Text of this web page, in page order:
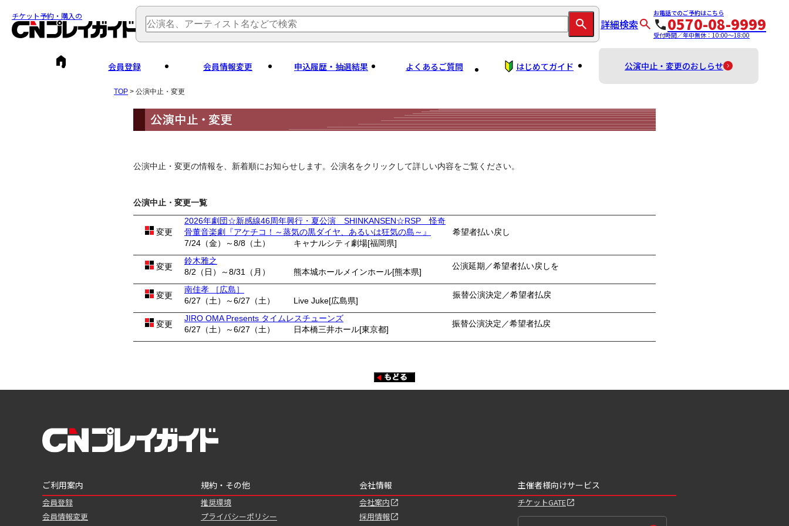
チケット予約・購入の
詳細検索
お電話でのご予約はこちら
0570-08-9999
受付時間／年中無休：10:00～18:00
会員登録 会員情報変更 申込履歴・抽選結果 よくあるご質問 はじめてガイド 公演中止・変更のおしらせ
TOP > 公演中止・変更
公演中止・変更の情報を、新着順にお知らせします。公演名をクリックして詳しい内容をご覧ください。
公演中止・変更一覧
変更
2026年劇団☆新感線46周年興行・夏公演 SHINKANSEN☆RSP 怪奇
骨董音楽劇『アケチコ！～蒸気の黒ダイヤ、あるいは狂気の島～』
希望者払い戻し
7/24（金）～8/8（土）
キャナルシティ劇場[福岡県]
変更
鈴木雅之
公演延期／希望者払い戻しを
8/2（日）～8/31（月） 熊本城ホールメインホール[熊本県]
変更
南佳孝 ［広島］
振替公演決定／希望者払戻
6/27（土）～6/27（土） Live Juke[広島県]
変更
JIRO OMA Presents タイムレスチューンズ
振替公演決定／希望者払戻
6/27（土）～6/27（土） 日本橋三井ホール[東京都]
ご利用案内
会員登録
会員情報変更
規約・その他
推奨環境
プライバシーポリシー
会社情報
会社案内
採用情報
主催者様向けサービス
チケットGATE